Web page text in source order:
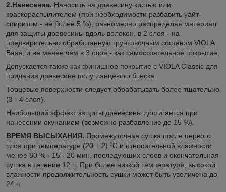
2.Нанесение. Наносить на древесину кистью или
краскораспылителем (при необходимости разбавить уайт-
спиритом - не более 5 %), равномерно распределяя материал
для защиты древесины вдоль волокон, в 2 слоя - на
предварительно обработанную грунтовочным составом VIOLA
Base, и не менее чем в 3 слоя - как самостоятельное покрытие.
Допускается также как финишное покрытие с VIOLA Classic для
придания древесине полуглянцевого блеска.
Торцевые поверхности следует обрабатывать более тщательно
(3 - 4 слоя).
Наибольший эффект защиты древесины достигается при
нанесении окунанием (возможно разбавление до 15 %).
ВРЕМЯ ВЫСЫХАНИЯ. Промежуточная сушка после первого
слоя при температуре (20 ± 2) ºС и относительной влажности
менее 80 % - 15 - 20 мин, последующих слоев и окончательная
сушка в течение 12 ч. При более низкой температуре, высокой
влажности продолжительность сушки может быть увеличена до
24 ч.